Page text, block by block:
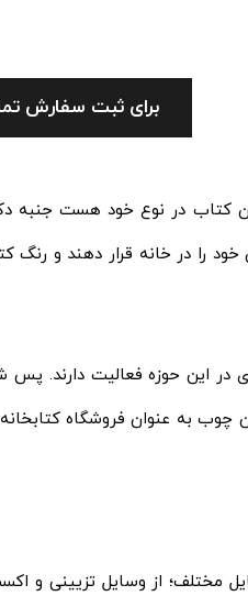
برای ثبت سفارش
کتاب در نوع خود هست جنبه
را در خانه قرار دهند و رنگ
در این حوزه فعالیت دارند.
به عنوان فروشگاه
مختلف؛ از وسایل تزیینی و